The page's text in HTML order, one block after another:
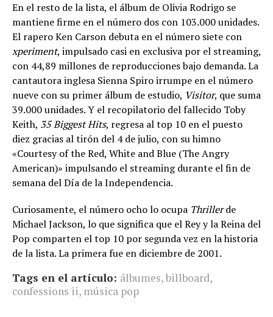
En el resto de la lista, el álbum de Olivia Rodrigo se
mantiene firme en el número dos con 103.000 unidades.
El rapero Ken Carson debuta en el número siete con
xperiment, impulsado casi en exclusiva por el streaming,
con 44,89 millones de reproducciones bajo demanda. La
cantautora inglesa Sienna Spiro irrumpe en el número
nueve con su primer álbum de estudio, Visitor, que suma
39.000 unidades. Y el recopilatorio del fallecido Toby
Keith, 35 Biggest Hits, regresa al top 10 en el puesto
diez gracias al tirón del 4 de julio, con su himno
«Courtesy of the Red, White and Blue (The Angry
American)» impulsando el streaming durante el fin de
semana del Día de la Independencia.
Curiosamente, el número ocho lo ocupa Thrillerde
Michael Jackson, lo que significa que el Rey y la Reina del
Pop comparten el top 10 por segunda vez en la historia
de la lista. La primera fue en diciembre de 2001.
Tags en el artículo: álbumes,billboard,
confessions ii, música pop